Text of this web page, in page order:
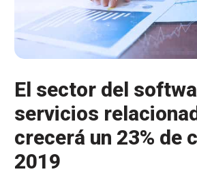
El sector del
servicios
crecerá un 23% de
2019